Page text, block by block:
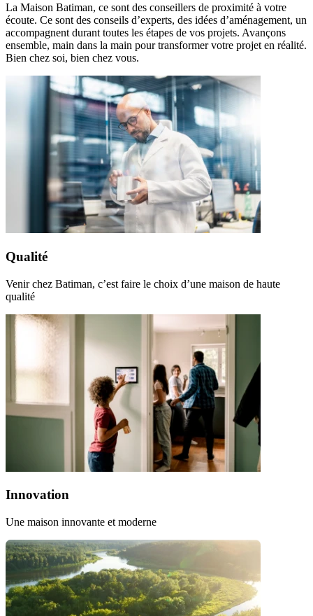
La Maison Batiman, ce sont des conseillers de proximité à votre
écoute. Ce sont des conseils d’experts, des idées d’aménagement, un
accompagnent durant toutes les étapes de vos projets. Avançons
ensemble, main dans la main pour transformer votre projet en réalité.
Bien chez soi, bien chez vous.
Qualité
Venir chez Batiman, c’est faire le choix d’une maison de haute
qualité
Innovation
Une maison innovante et moderne